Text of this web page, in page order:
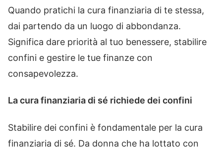
Quando pratichi la cura finanziaria di te stessa,
dai partendo da un luogo di abbondanza.
Significa dare priorità al tuo benessere, stabilire
confini e gestire le tue finanze con
consapevolezza.
La cura finanziaria di sé richiede dei confini
Stabilire dei confini è fondamentale per la cura
finanziaria di sé. Da donna che ha lottato con